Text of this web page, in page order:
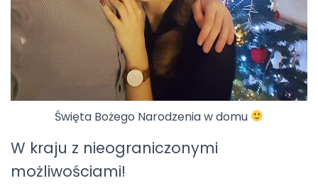
Święta Bożego Narodzenia w domu
W kraju z nieograniczonymi
możliwościami!